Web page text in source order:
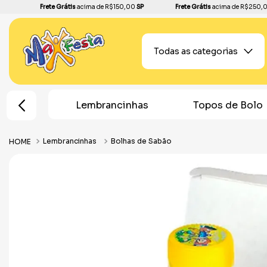
Frete Grátisacima de R$150,00 SP Frete Grátisacima de
Todas as categorias
Festa Lembrancinhas Topos de Bolo
Lembrancinhas Bolhas de Sabão